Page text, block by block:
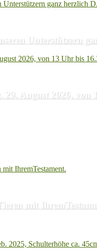
Unterstützern
August 2026,
mit